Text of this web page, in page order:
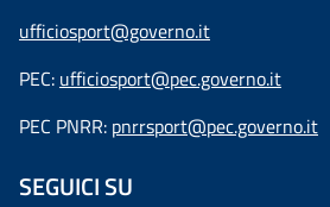
ufficiosport@governo.it
PEC: ufficiosport@pec.governo.it
PEC PNRR: pnrrsport@pec.governo.it
SEGUICI SU